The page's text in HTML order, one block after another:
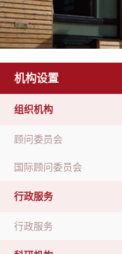
机构设置
组织机构
顾问委员会
国际顾问委员会
行政服务
行政服务